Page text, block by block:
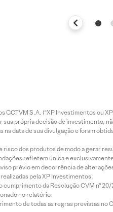
CCTVM S.A. (“XP Investimentos ou
própria decisão de investimento,
data de sua divulgação e foram
dos produtos de modo a gerar
refletem única e
prévio em decorrência de
pela XP Investimentos.
da Resolução CVM nº
no relatório.
de todas as regras previstas